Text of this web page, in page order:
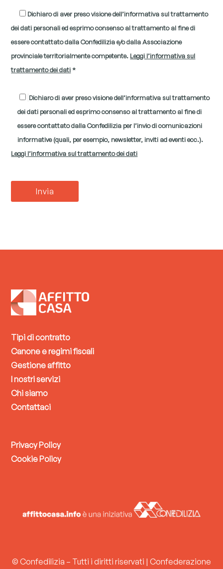
Dichiaro di aver preso visione dell’informativa sul trattamento
dei dati personali ed esprimo consenso al trattamento al fine di
essere contattato dalla Confedilizia e/o dalla Associazione
provinciale territorialmente competente. Leggi l’informativa sul
trattamento dei dati*
Dichiaro di aver preso visione dell’informativa sul trattamento
dei dati personali ed esprimo consenso al trattamento al fine di
essere contattato dalla Confedilizia per l’invio di comunicazioni
informative (quali, per esempio, newsletter, inviti ad eventi ecc.).
Leggi l’informativa sul trattamento dei dati
Tipi di contratto
Canone e regimi fiscali
Gestione affitto
I nostri servizi
Chi siamo
Contattaci
Privacy Policy
Cookie Policy
© Confedilizia – Tutti i diritti riservati | Confederazione